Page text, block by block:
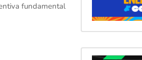
fundamental